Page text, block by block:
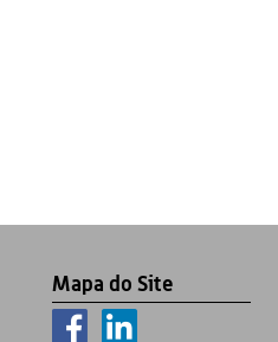
Mapa do Site